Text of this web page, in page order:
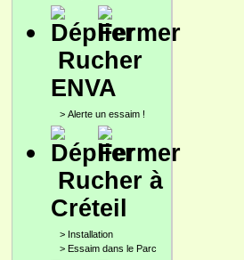
Rucher
ENVA
> Alerte un essaim !
Rucher à
Créteil
> Installation
> Essaim dans le Parc